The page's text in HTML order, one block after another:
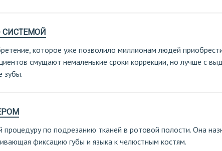
СИСТЕМОЙ
которое уже позволило миллионам людей
смущают немаленькие сроки коррекции, но лучше с
зубы.
процедуру по подрезанию тканей в ротовой полости. Она
фиксацию губы и языка к челюстным костям.